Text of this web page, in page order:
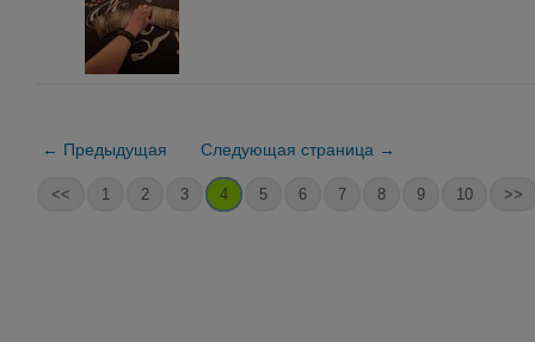
← Предыдущая Следующая страница →
<< 1 2 3 4 5 6 7 8 9 10 >>